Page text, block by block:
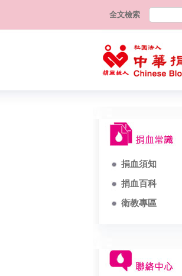
全文檢索
捐血須知
捐血百科
衛教專區